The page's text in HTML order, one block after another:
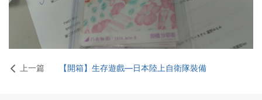
上一篇 【開箱】生存遊戲—日本陸上自衛隊裝備